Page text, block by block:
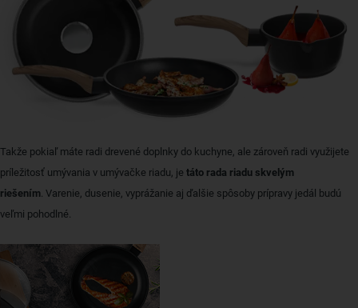
Takže pokiaľ máte radi drevené doplnky do kuchyne, ale zároveň radi využijete
príležitosť umývania v umývačke riadu, je táto rada riadu skvelým
riešením. Varenie, dusenie, vyprážanie aj ďalšie spôsoby prípravy jedál budú
veľmi pohodlné.